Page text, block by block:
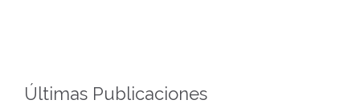
Últimas Publicaciones